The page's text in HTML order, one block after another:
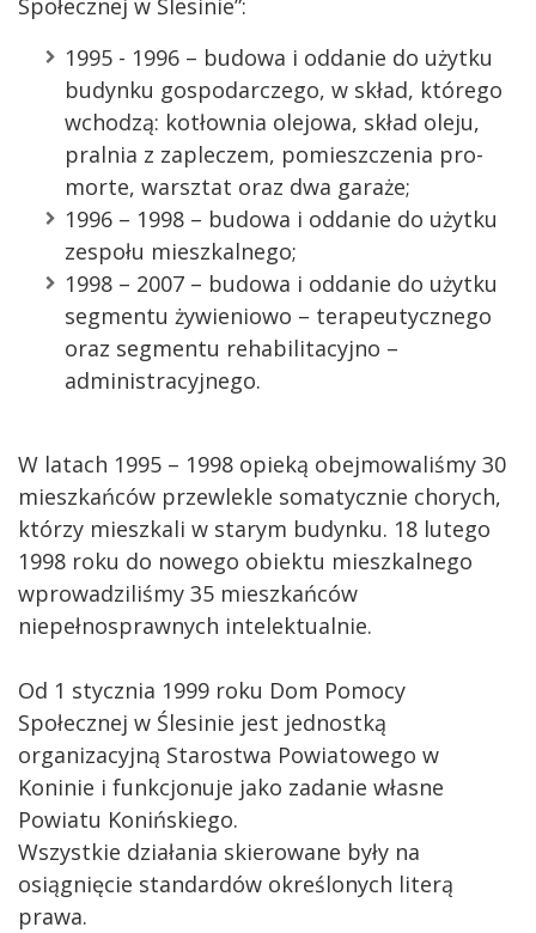
Społecznej w Ślesinie”:
1995 - 1996 – budowa i oddanie do użytku
budynku gospodarczego, w skład, którego
wchodzą: kotłownia olejowa, skład oleju,
pralnia z zapleczem, pomieszczenia pro-
morte, warsztat oraz dwa garaże;
1996 – 1998 – budowa i oddanie do użytku
zespołu mieszkalnego;
1998 – 2007 – budowa i oddanie do użytku
segmentu żywieniowo – terapeutycznego
oraz segmentu rehabilitacyjno –
administracyjnego.
W latach 1995 – 1998 opieką obejmowaliśmy 30
mieszkańców przewlekle somatycznie chorych,
którzy mieszkali w starym budynku. 18 lutego
1998 roku do nowego obiektu mieszkalnego
wprowadziliśmy 35 mieszkańców
niepełnosprawnych intelektualnie.
Od 1 stycznia 1999 roku Dom Pomocy
Społecznej w Ślesinie jest jednostką
organizacyjną Starostwa Powiatowego w
Koninie i funkcjonuje jako zadanie własne
Powiatu Konińskiego.
Wszystkie działania skierowane były na
osiągnięcie standardów określonych literą
prawa.